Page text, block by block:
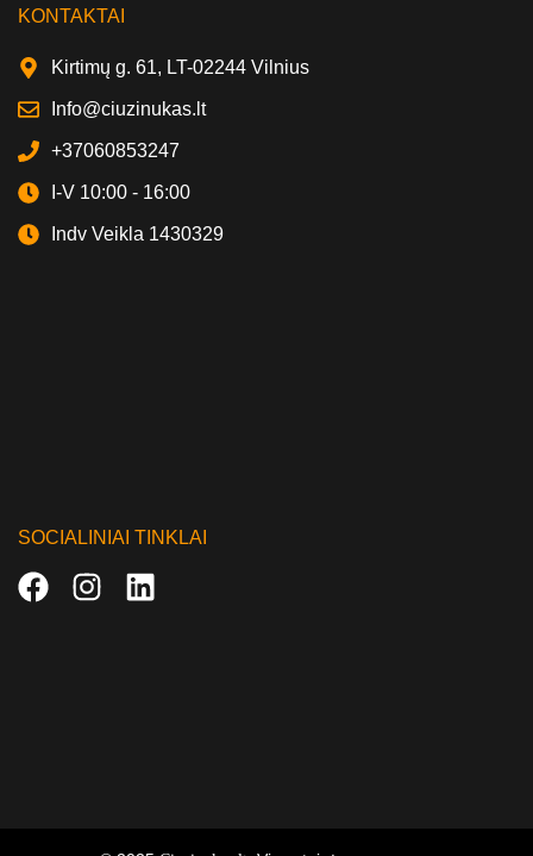
KONTAKTAI
Kirtimų g. 61, LT-02244 Vilnius
Info@ciuzinukas.lt
+37060853247
I-V 10:00 - 16:00
Indv Veikla 1430329
SOCIALINIAI TINKLAI